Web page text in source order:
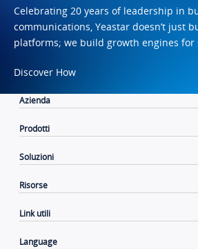
Celebrating 20 years of leadership in
communications, Yeastar doesn’t just
platforms; we build growth engines for
Discover How
Azienda
Prodotti
Soluzioni
Risorse
Link utili
Language